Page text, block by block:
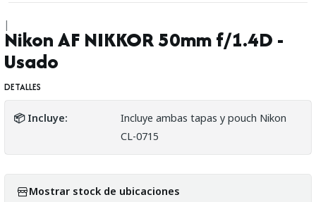
|
Nikon AF NIKKOR 50mm f/1.4D -
Usado
DETALLES
📦 Incluye:
Incluye ambas tapas y pouch Nikon
CL-0715
Mostrar stock de ubicaciones